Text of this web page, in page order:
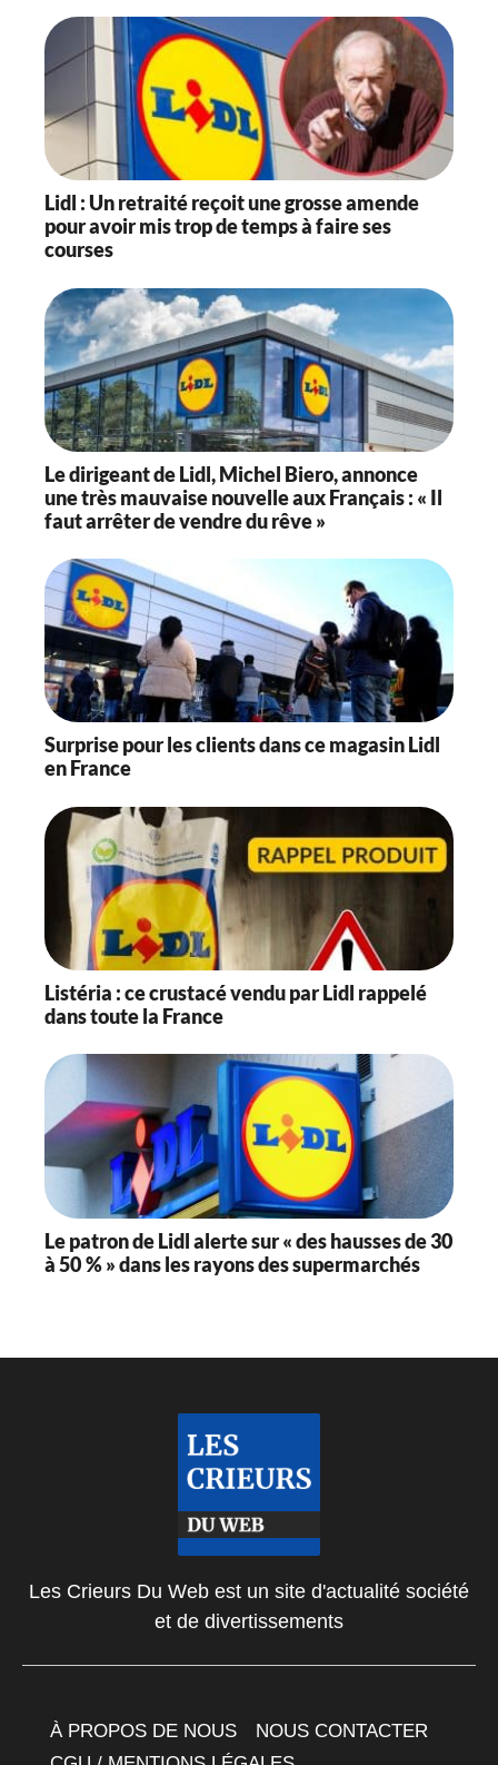
Lidl : Un retraité reçoit une grosse amende
pour avoir mis trop de temps à faire ses
courses
Le dirigeant de Lidl, Michel Biero, annonce
une très mauvaise nouvelle aux Français : « Il
faut arrêter de vendre du rêve »
Surprise pour les clients dans ce magasin Lidl
en France
Listéria : ce crustacé vendu par Lidl rappelé
dans toute la France
Le patron de Lidl alerte sur « des hausses de 30
à 50 % » dans les rayons des supermarchés
Les Crieurs Du Web est un site d'actualité société
et de divertissements
À PROPOS DE NOUS
NOUS CONTACTER